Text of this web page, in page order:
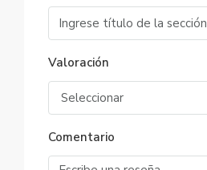
Valoración
Seleccionar
Comentario